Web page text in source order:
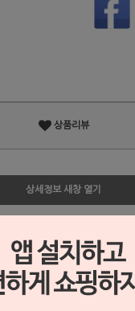
상품리뷰
상세정보 새창 열기